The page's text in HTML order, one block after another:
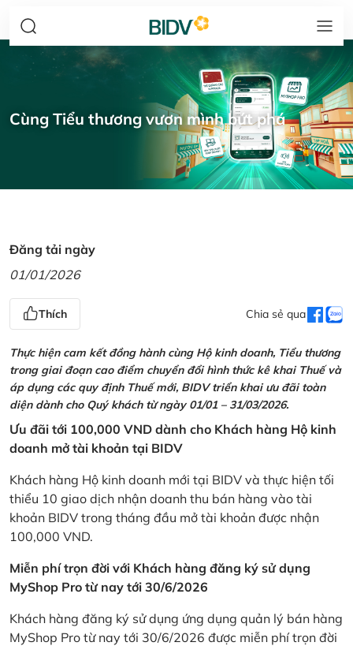
Cùng Tiểu thương vươn mình bứt phá
Đăng tải ngày
01/01/2026
Thích Chia sẻ qua
Thực hiện cam kết đồng hành cùng Hộ kinh doanh, Tiểu thương
trong giai đoạn cao điểm chuyển đổi hình thức kê khai Thuế và
áp dụng các quy định Thuế mới, BIDV triển khai ưu đãi toàn
diện dành cho Quý khách từ ngày 01/01 – 31/03/2026.
Ưu đãi tới 100,000 VND dành cho Khách hàng Hộ kinh
doanh mở tài khoản tại BIDV
Khách hàng Hộ kinh doanh mới tại BIDV và thực hiện tối
thiểu 10 giao dịch nhận doanh thu bán hàng vào tài
khoản BIDV trong tháng đầu mở tài khoản được nhận
100,000 VND.
Miễn phí trọn đời với Khách hàng đăng ký sử dụng
MyShop Pro từ nay tới 30/6/2026
Khách hàng đăng ký sử dụng ứng dụng quản lý bán hàng
MyShop Pro từ nay tới 30/6/2026 được miễn phí trọn đời